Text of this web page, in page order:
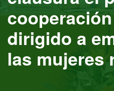
dirigido a
las mujeres